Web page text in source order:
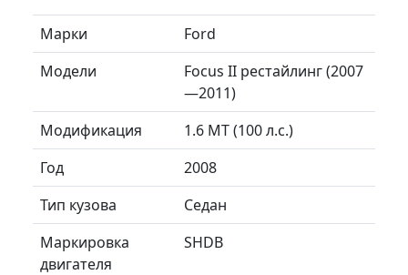
Марки
Ford
Модели
Focus II рестайлинг (2007
—2011)
Модификация
1.6 MT (100 л.с.)
Год
2008
Тип кузова
Седан
Маркировка
двигателя
SHDB